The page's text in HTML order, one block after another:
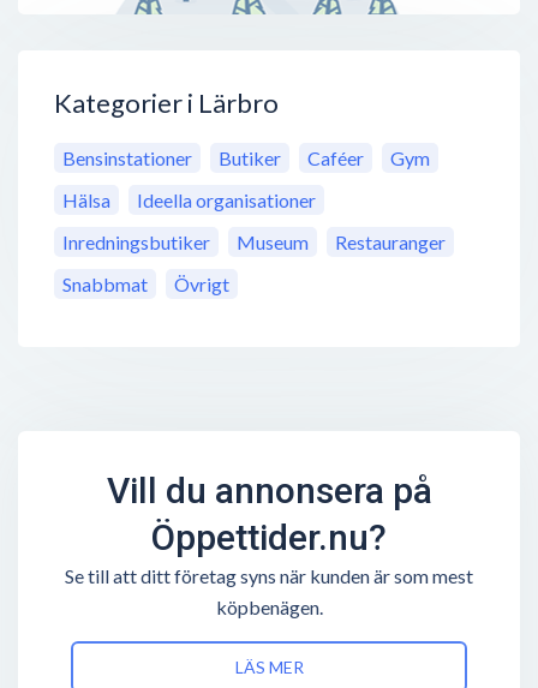
Kategorier i Lärbro
Bensinstationer Butiker Caféer
Gym
Hälsa
Ideella organisationer
Inredningsbutiker
Museum
Restauranger
Snabbmat
Övrigt
Vill du annonsera på
Öppettider.nu?
Se till att ditt företag syns när kunden är som mest
köpbenägen.
LÄS MER